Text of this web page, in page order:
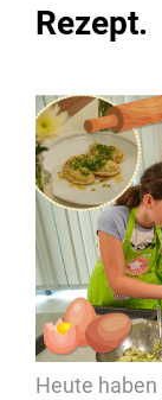
Rezept.
Heute